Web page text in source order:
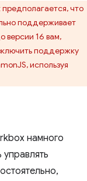
что
поддерживает
версии 16 вам,
поддержку
используя
намного